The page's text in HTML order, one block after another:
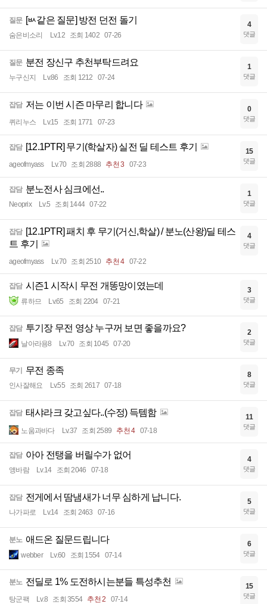
질문 [ㅄ같은 질문] 방전 던전 돌기
숨은비소리 Lv.12 조회 1402 07-26
4
댓글
질문 분전 장신구 추천부탁드려요
누구신지 Lv.86 조회 1212 07-24
1
댓글
잡담 저는 이번 시즌 마무리 합니다
퀴리누스 Lv.15 조회 1771 07-23
0
댓글
잡담 [12.1PTR] 무기(학살자) 실전 딜 테스트 후기
ageofmyass Lv.70 조회 2888 추천 3 07-23
15
댓글
잡담 분노전사 심크에선..
Neoprix Lv.5 조회 1444 07-22
1
댓글
잡담 [12.1PTR] 패치 후 무기(거신,학살) / 분노(산왕)딜 테스
트 후기
ageofmyass Lv.70 조회 2510 추천 4 07-22
4
댓글
잡담 시즌1 시작시 무전 개똥망이였는데
류하므 Lv.65 조회 2204 07-21
3
댓글
잡담 투기장 무전 영상 누구꺼 보면 좋을까요?
날아라용8 Lv.70 조회 1045 07-20
2
댓글
무기 무전 종족
인사잘해요 Lv.55 조회 2617 07-18
8
댓글
잡담 태샤라크 갖고싶다..(수정) 득템함
노움과바다 Lv.37 조회 2589 추천 4 07-18
11
댓글
잡담 아아 전탱을 버릴수가 없어
앵바람 Lv.14 조회 2046 07-18
4
댓글
잡담 전게에서 땀냄새가 너무 심하게 납니다.
나가파로 Lv.14 조회 2463 07-16
5
댓글
분노 애드온 질문드립니다
webber Lv.60 조회 1554 07-14
6
댓글
분노 전딜로 1% 도전하시는분들 특성추천
탕군팩 Lv.8 조회 3554 추천 2 07-14
15
댓글